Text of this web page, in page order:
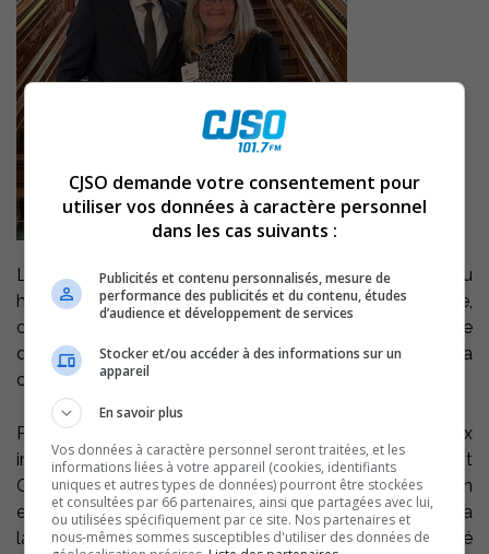
Le député de Richelieu, Jean-Bernard Émond, a rendu
hommage, au Salon rouge de l’Assemblée nationale,
cette semaine, à Lucie Champagne, récemment retraitée
de la Maison de jeunes de Sorel à laquelle elle a
consacré près de quatre décennies de sa vie.
Présente dans les tribunes en compagnie de deux
intervenantes, Lauriane Paul Hus et Marjory Vaillant
Gamelin, Mme Champagne a été saluée pour son
engagement exceptionnel et l’impact durable qu’elle a
laissé dans la communauté. Grâce à sa grande humanité
CJSO demande votre consentement pour
utiliser vos données à caractère personnel
dans les cas suivants :
Publicités et contenu personnalisés, mesure de
performance des publicités et du contenu, études
d’audience et développement de services
Stocker et/ou accéder à des informations sur un
appareil
En savoir plus
Vos données à caractère personnel seront traitées, et les
informations liées à votre appareil (cookies, identifiants
uniques et autres types de données) pourront être stockées
et consultées par 66 partenaires, ainsi que partagées avec lui,
ou utilisées spécifiquement par ce site. Nos partenaires et
nous-mêmes sommes susceptibles d'utiliser des données de